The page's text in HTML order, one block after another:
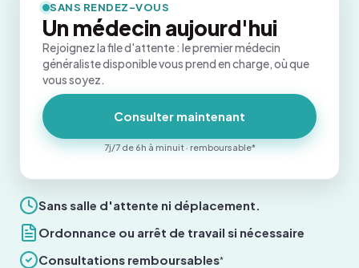
Sans salle d'attente ni déplacement.
Ordonnance ou arrêt de travail si nécessaire
Consultations remboursables*
SANS RENDEZ-VOUS
Un médecin aujourd'hui
Rejoignez la file d'attente : le premier médecin
généraliste disponible vous prend en charge, où que
vous soyez.
Consulter maintenant
7j/7 de 6h à minuit · remboursable*